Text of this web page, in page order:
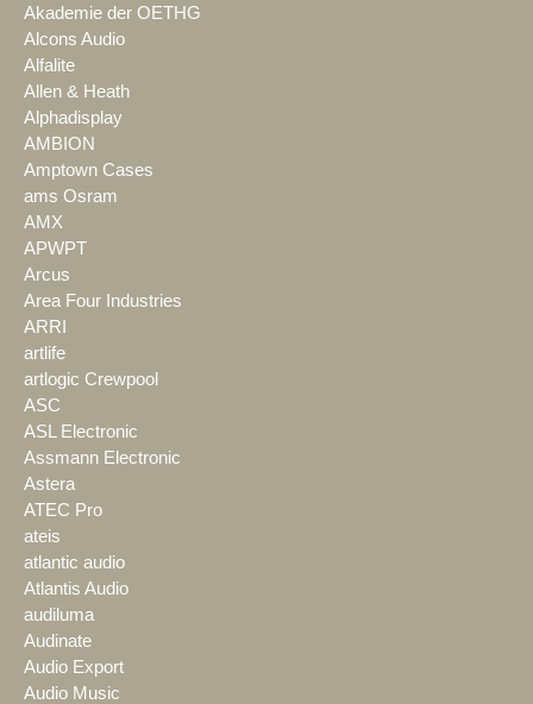
Akademie der OETHG
Alcons Audio
Alfalite
Allen & Heath
Alphadisplay
AMBION
Amptown Cases
ams Osram
AMX
APWPT
Arcus
Area Four Industries
ARRI
artlife
artlogic Crewpool
ASC
ASL Electronic
Assmann Electronic
Astera
ATEC Pro
ateis
atlantic audio
Atlantis Audio
audiluma
Audinate
Audio Export
Audio Music